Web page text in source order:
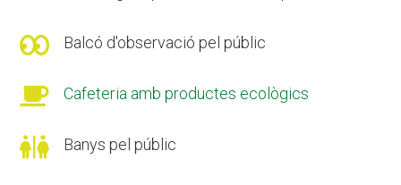
 Balcó d'observació pel públic
 Cafeteria amb productes ecològics
 Banys pel públic